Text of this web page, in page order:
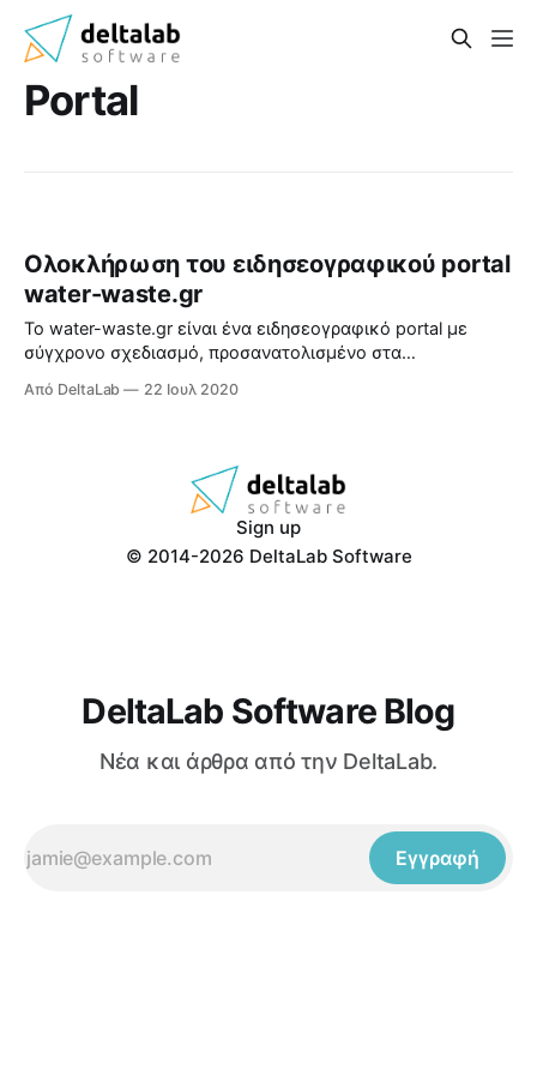
Portal
Ολοκλήρωση του ειδησεογραφικού portal
water-waste.gr
Το water-waste.gr είναι ένα ειδησεογραφικό portal με
σύγχρονο σχεδιασμό, προσανατολισμένο στα
Επισκεφθείτε το εδώ: https://water-waste.gr/
Από DeltaLab 22 Ιουλ 2020
Sign up
© 2014-2026 DeltaLab Software
DeltaLab Software Blog
Νέα και άρθρα από την DeltaLab.
Εγγραφή